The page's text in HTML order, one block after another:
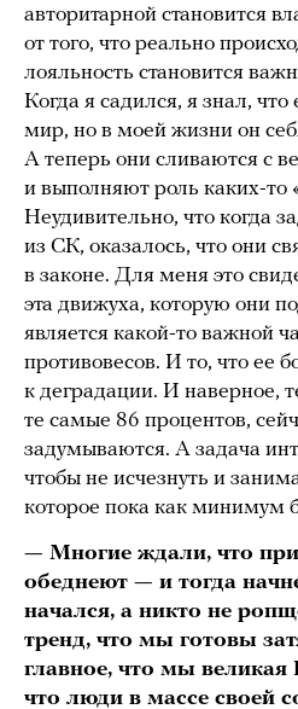
авторитарной становится
от того, что реально
лояльность становится
Когда я садился, я знал,
мир, но в моей жизни он
А теперь они сливаются с
и выполняют роль каких-то
Неудивительно, что когда
из СК, оказалось, что они
в законе. Для меня это
эта движуха, которую они
является какой-то важной
противовесов. И то, что ее
к деградации. И наверное,
те самые 86 процентов,
задумываются. А задача
чтобы не исчезнуть и
которое пока как минимум
— Многие ждали, что
обеднеют — и тогда
начался, а никто не
тренд, что мы готовы
главное, что мы великая
что люди в массе своей